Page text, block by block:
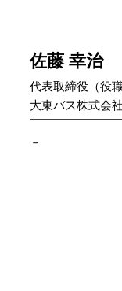
佐藤 幸治
代表取締役（役
大東バス株式会
－